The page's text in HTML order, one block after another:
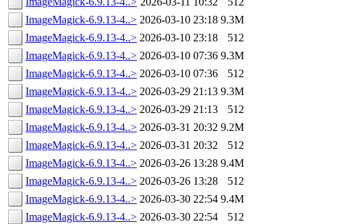
ImageMagick-6.9.13-4..> 2026-03-10 23:18 9.3M
ImageMagick-6.9.13-4..> 2026-03-10 23:18
512
ImageMagick-6.9.13-4..> 2026-03-10 07:36 9.3M
ImageMagick-6.9.13-4..> 2026-03-10 07:36
512
ImageMagick-6.9.13-4..> 2026-03-29 21:13 9.3M
ImageMagick-6.9.13-4..> 2026-03-29 21:13
512
ImageMagick-6.9.13-4..> 2026-03-31 20:32 9.2M
ImageMagick-6.9.13-4..> 2026-03-31 20:32
512
ImageMagick-6.9.13-4..> 2026-03-26 13:28 9.4M
ImageMagick-6.9.13-4..> 2026-03-26 13:28
512
ImageMagick-6.9.13-4..> 2026-03-30 22:54 9.4M
ImageMagick-6.9.13-4..> 2026-03-30 22:54
512